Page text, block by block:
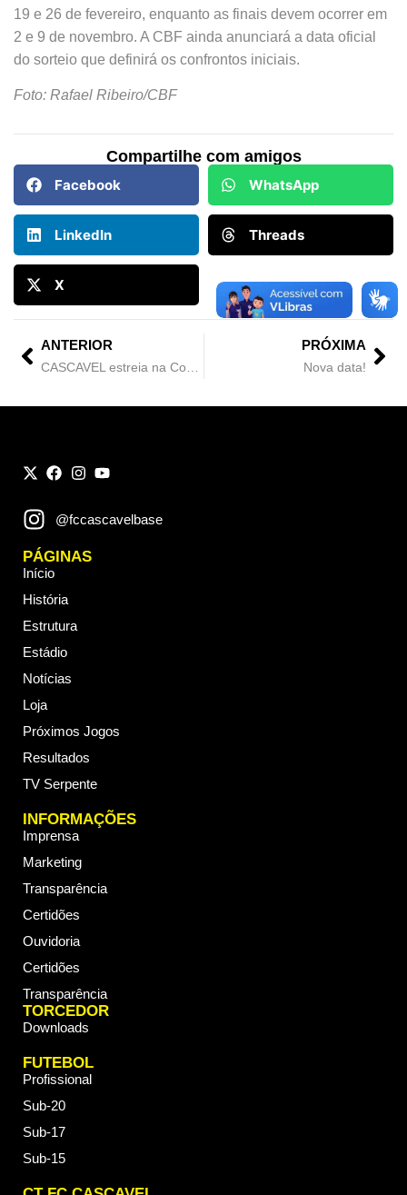
19 e 26 de fevereiro, enquanto as finais devem ocorrer em
2 e 9 de novembro. A CBF ainda anunciará a data oficial
do sorteio que definirá os confrontos iniciais.
Foto: Rafael Ribeiro/CBF
Compartilhe com amigos
Facebook WhatsApp
LinkedIn Threads
X
ANTERIOR PRÓXIMA
Nova data!
@fccascavelbase
PÁGINAS
Início
História
Estrutura
Estádio
Notícias
Loja
Próximos Jogos
Resultados
TV Serpente
INFORMAÇÕES
Imprensa
Marketing
Transparência
Certidões
Ouvidoria
Certidões
Transparência
TORCEDOR
Downloads
FUTEBOL
Profissional
Sub-20
Sub-17
Sub-15